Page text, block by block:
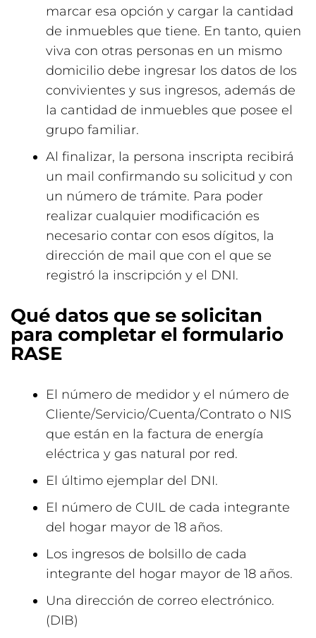
marcar esa opción y cargar la cantidad
de inmuebles que tiene. En tanto, quien
viva con otras personas en un mismo
domicilio debe ingresar los datos de los
convivientes y sus ingresos, además de
la cantidad de inmuebles que posee el
grupo familiar.
Al finalizar, la persona inscripta recibirá
un mail confirmando su solicitud y con
un número de trámite. Para poder
realizar cualquier modificación es
necesario contar con esos dígitos, la
dirección de mail que con el que se
registró la inscripción y el DNI.
Qué datos que se solicitan
para completar el formulario
RASE
El número de medidor y el número de
Cliente/Servicio/Cuenta/Contrato o NIS
que están en la factura de energía
eléctrica y gas natural por red.
El último ejemplar del DNI.
El número de CUIL de cada integrante
del hogar mayor de 18 años.
Los ingresos de bolsillo de cada
integrante del hogar mayor de 18 años.
Una dirección de correo electrónico.
(DIB)